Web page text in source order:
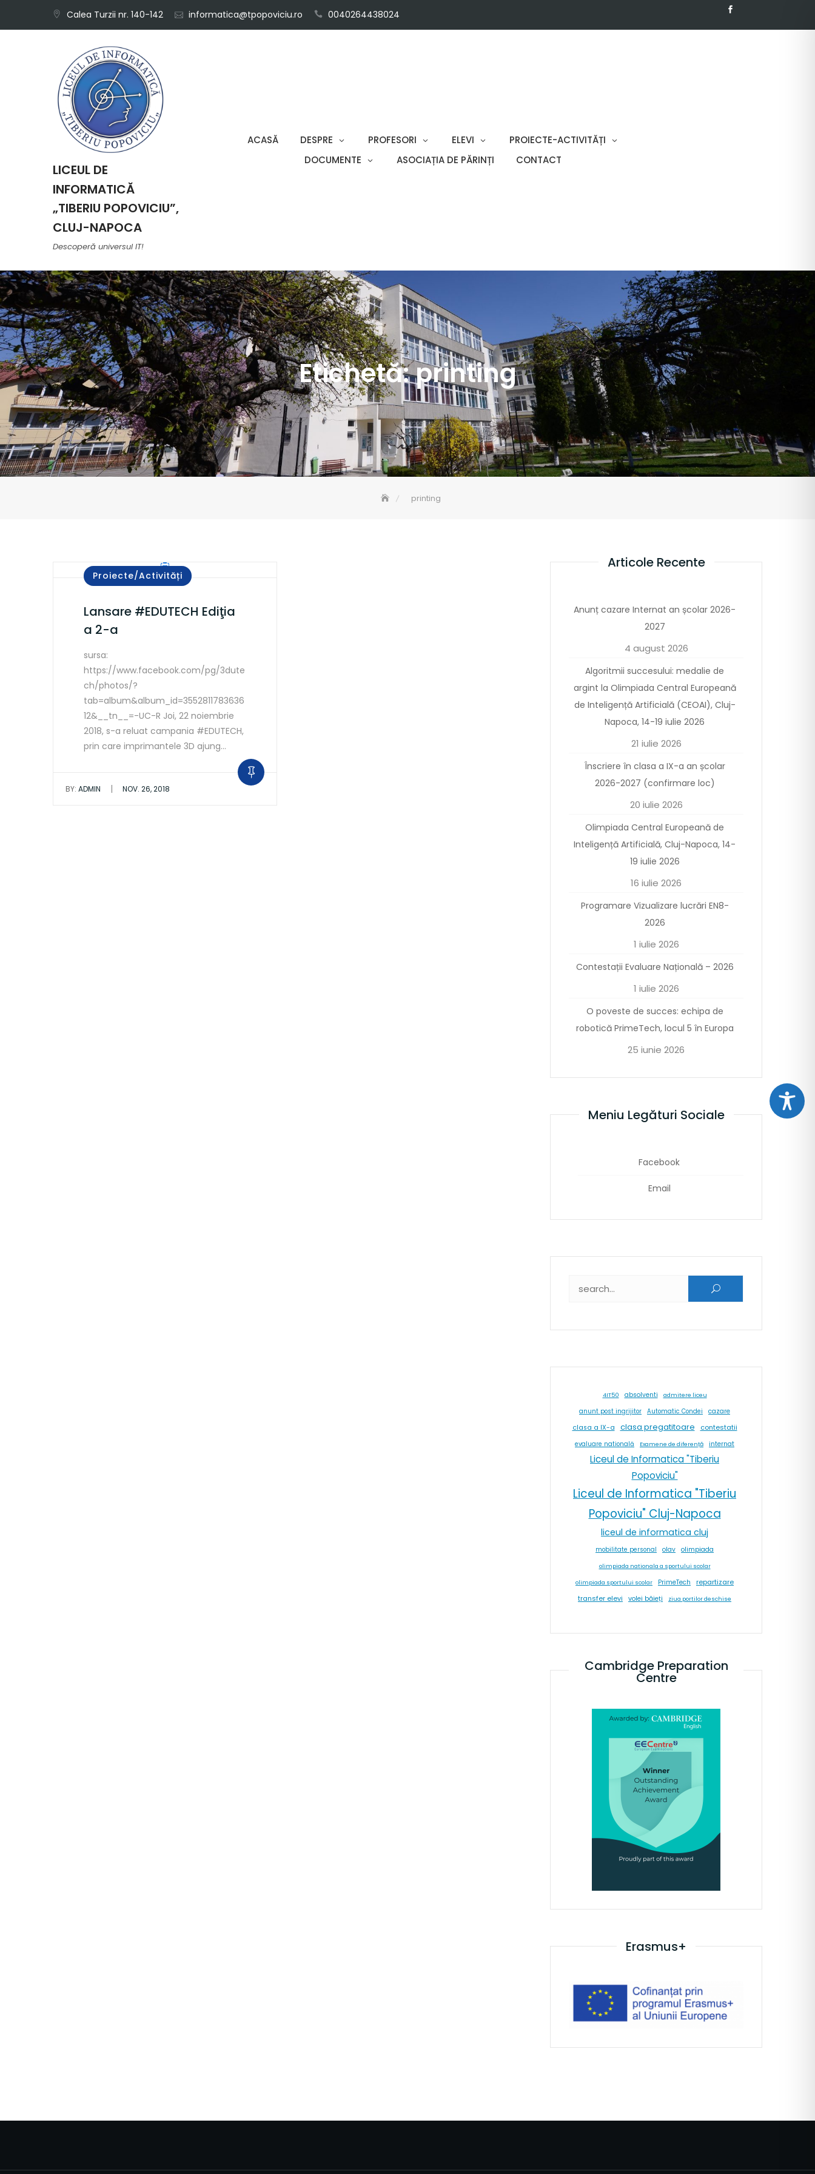
Calea Turzii nr. 140-142 informatica@tpopoviciu.ro 0040264438024
LICEUL DE
INFORMATICĂ
„TIBERIU POPOVICIU”,
CLUJ-NAPOCA
Descoperă universul IT!
ACASĂ DESPRE PROFESORI ELEVI
PROIECTE-ACTIVITĂȚI
DOCUMENTE
ASOCIAȚIA DE PĂRINȚI CONTACT
Etichetă:printing
printing
Proiecte/Activități
Lansare #EDUTECH Ediţia
a 2-a
sursa:
https://www.facebook.com/pg/3dute
ch/photos/?
tab=album&album_id=3552811783636
12&__tn__=-UC-R Joi, 22 noiembrie
2018, s-a reluat campania #EDUTECH,
prin care imprimantele 3D ajung…
BY: ADMIN | NOV. 26, 2018
Articole Recente
Anunț cazare Internat an școlar 2026-
2027
4 august 2026
Algoritmii succesului: medalie de
argint la Olimpiada Central Europeană
de Inteligență Artificială (CEOAI), Cluj-
Napoca, 14-19 iulie 2026
21 iulie 2026
Înscriere în clasa a IX-a an școlar
2026-2027 (confirmare loc)
20 iulie 2026
Olimpiada Central Europeană de
Inteligență Artificială, Cluj-Napoca, 14-
19 iulie 2026
16 iulie 2026
Programare Vizualizare lucrări EN8-
2026
1 iulie 2026
Contestații Evaluare Națională – 2026
1 iulie 2026
O poveste de succes: echipa de
robotică PrimeTech, locul 5 în Europa
25 iunie 2026
Meniu Legături Sociale
Facebook
Email
4IT50 absolventi admitere liceu
anunt post ingrijitor Automatic Condei
cazare
clasa a IX-a
clasa pregatitoare contestatii
evaluare natională Examene de diferență internat
Liceul de Informatica "Tiberiu
Popoviciu"
Liceul de Informatica "Tiberiu
Popoviciu" Cluj-Napoca
liceul de informatica cluj
mobilitate personal olav olimpiada
olimpiada nationala a sportului scolar
olimpiada sportului scolar PrimeTech
repartizare
transfer elevi
volei băieți ziua portilor deschise
Cambridge Preparation
Centre
Erasmus+